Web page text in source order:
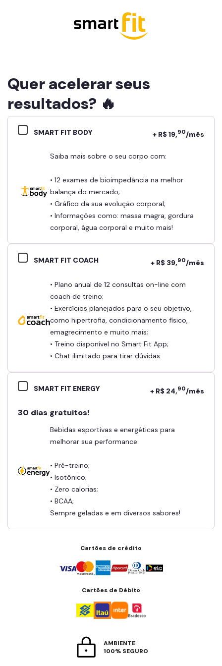
Quer acelerar seus
resultados? 🔥
SMART FIT BODY + R$ 19,90/mês
Saiba mais sobre o seu corpo com:
• 12 exames de bioimpedância na melhor
balança do mercado;
• Gráfico da sua evolução corporal;
• Informações como: massa magra, gordura
corporal, água corporal e muito mais!
SMART FIT COACH + R$ 39,90/mês
• Plano anual de 12 consultas on-line com
coach de treino;
• Exercícios planejados para o seu objetivo,
como hipertrofia, condicionamento físico,
emagrecimento e muito mais;
• Treino disponível no Smart Fit App;
• Chat ilimitado para tirar dúvidas.
SMART FIT ENERGY + R$ 24,90/mês
30 dias gratuitos!
Bebidas esportivas e energéticas para
melhorar sua performance:
• Pré-treino;
• Isotônico;
• Zero calorias;
• BCAA;
Sempre geladas e em diversos sabores!
Cartões de crédito
Cartões de Débito
AMBIENTE
100% SEGURO